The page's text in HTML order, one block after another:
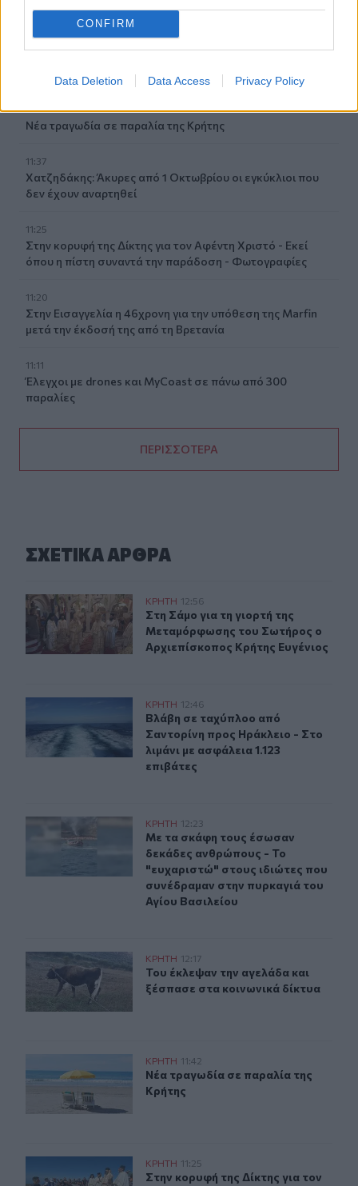
CONFIRM
Data Deletion Data Access Privacy Policy
11:50
παππούδες του και 6 άτομα σε σχολείο
11:42
Νέα τραγωδία σε παραλία της Κρήτης
11:37
Χατζηδάκης: Άκυρες από 1 Οκτωβρίου οι εγκύκλιοι που
δεν έχουν αναρτηθεί
11:25
Στην κορυφή της Δίκτης για τον Αφέντη Χριστό - Εκεί
όπου η πίστη συναντά την παράδοση - Φωτογραφίες
11:20
Στην Εισαγγελία η 46χρονη για την υπόθεση της Marfin
μετά την έκδοσή της από τη Βρετανία
11:11
Έλεγχοι με drones και MyCoast σε πάνω από 300
παραλίες
ΠΕΡΙΣΣΟΤΕΡΑ
ΣΧΕΤΙΚA AΡΘΡΑ
Στη Σάμο για τη γιορτή της Μεταμόρφωσης του
ΚΡΗΤΗ 12:56
Στη Σάμο για τη γιορτή της
Στη Σάμο για τη γιορτή της
Μεταμόρφωσης του Σωτήρος ο
Αρχιεπίσκοπος Κρήτης Ευγένιος
Βλάβη σε ταχύπλοο από Σαντορίνη προς Ηράκλειο -
ΚΡΗΤΗ 12:46
Βλάβη σε ταχύπλοο από Σαντορίνη
Βλάβη σε ταχύπλοο από
Σαντορίνη προς Ηράκλειο - Στο
λιμάνι με ασφάλεια 1.123
επιβάτες
Με τα σκάφη τους έσωσαν δεκάδες ανθρώπους - Το
ΚΡΗΤΗ 12:23
Με τα σκάφη τους έσωσαν δεκάδες
Με τα σκάφη τους έσωσαν
δεκάδες ανθρώπους - Το
"ευχαριστώ" στους ιδιώτες που
συνέδραμαν στην πυρκαγιά του
Αγίου Βασιλείου
Πόμπια: Του έκλεψαν την αγελάδα και ξέσπασε στα
ΚΡΗΤΗ 12:17
Του έκλεψαν την αγελάδα και
Του έκλεψαν την αγελάδα και
ξέσπασε στα κοινωνικά δίκτυα
Νέα τραγωδία σε παραλία της Κρήτης
ΚΡΗΤΗ 11:42
Νέα τραγωδία σε παραλία της
Νέα τραγωδία σε παραλία της
Κρήτης
Στην κορυφή της Δίκτης για τον Αφέντη Χριστό -
ΚΡΗΤΗ 11:25
Στην κορυφή της Δίκτης για τον
Στην κορυφή της Δίκτης για τον